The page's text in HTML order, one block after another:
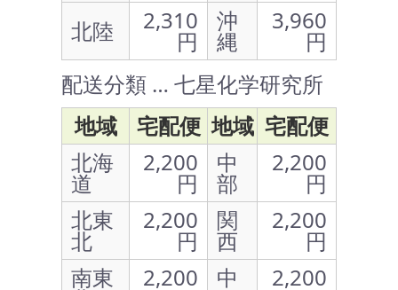
北陸
2,310
円
沖
縄
3,960
円
配送分類 … 七星化学研究所
地域
宅配便 地域 宅配便
北海
道
2,200
円
中
部
2,200
円
北東
北
2,200
円
関
西
2,200
円
南東
2,200 中 2,200